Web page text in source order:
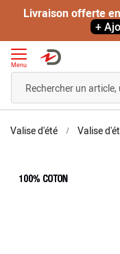
Livraison offerte
+
Menu
Accueil
Valise d'été Valise